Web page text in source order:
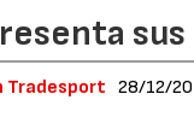
Tradesport 28/12/